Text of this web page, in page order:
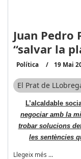
Juan Pedro
“salvar la
Política 19 Mai
El Prat de
L’alcaldable
negociar amb la
trobar solucions
les sentències
Llegeix més …